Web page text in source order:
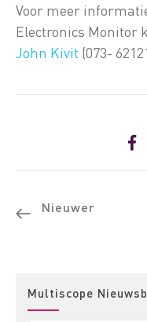
Voor meer
Electronics Monitor
John Kivit (073-
Nieuwer
Multiscope